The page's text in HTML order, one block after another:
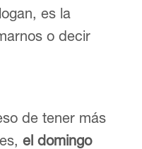
es la
o decir
de tener más
el domingo